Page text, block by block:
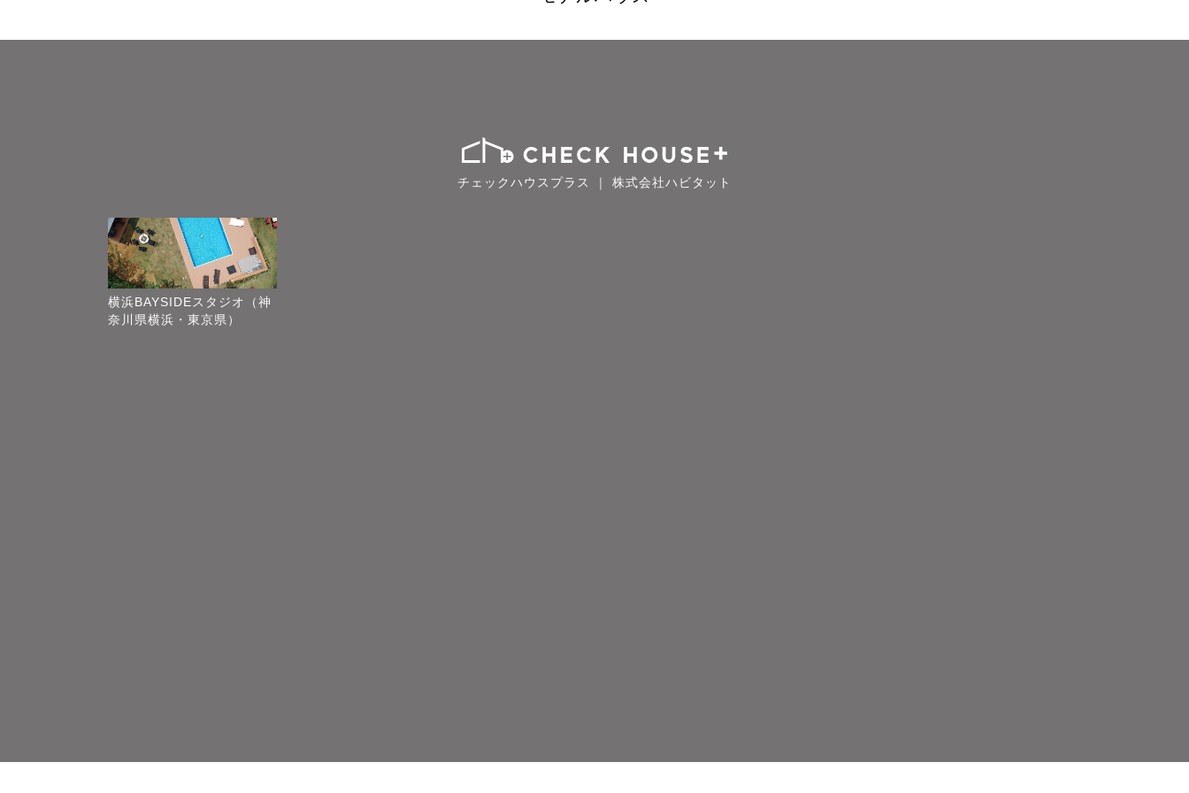
チェックハウスプラス ｜ 株式会社ハビタット
横浜BAYSIDEスタジオ（神
奈川県横浜・東京県）